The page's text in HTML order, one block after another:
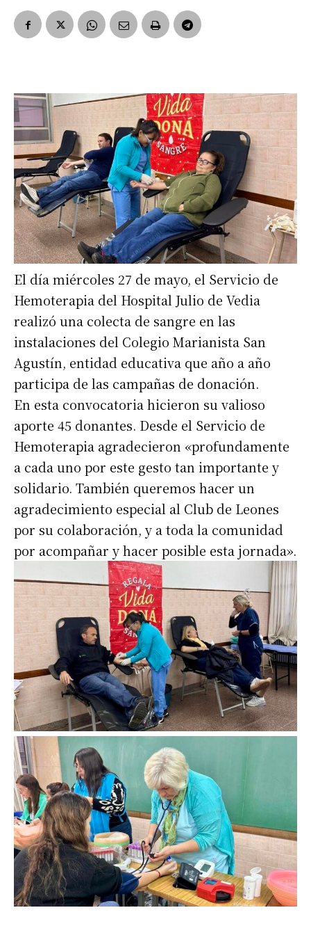
El día miércoles 27 de mayo, el Servicio de
Hemoterapia del Hospital Julio de Vedia
realizó una colecta de sangre en las
instalaciones del Colegio Marianista San
Agustín, entidad educativa que año a año
participa de las campañas de donación.
En esta convocatoria hicieron su valioso
aporte 45 donantes. Desde el Servicio de
Hemoterapia agradecieron «profundamente
a cada uno por este gesto tan importante y
solidario. También queremos hacer un
agradecimiento especial al Club de Leones
por su colaboración, y a toda la comunidad
por acompañar y hacer posible esta jornada».